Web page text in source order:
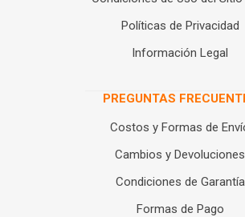
Políticas de Privacidad
Información Legal
PREGUNTAS
Costos y Formas de
Cambios y Devoluciones
Condiciones de Garantía
Formas de Pago